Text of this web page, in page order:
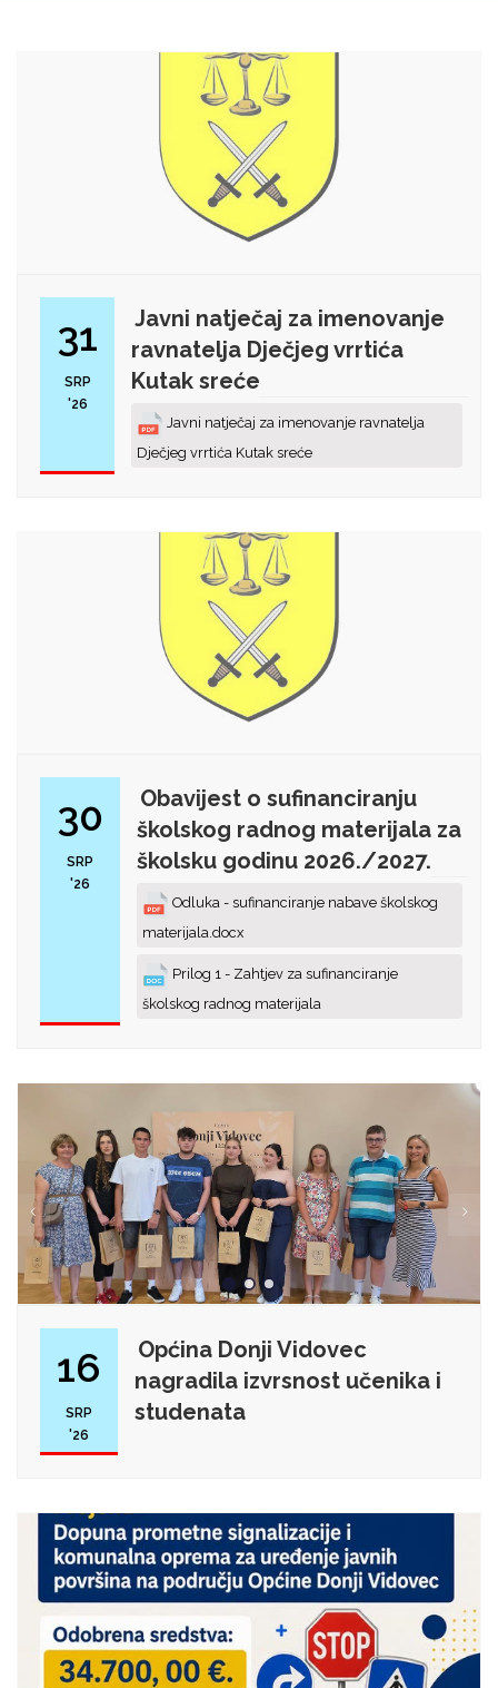
31
SRP
'26
Javni natječaj za imenovanje
ravnatelja Dječjeg vrrtića
Kutak sreće
Javni natječaj za imenovanje ravnatelja
Dječjeg vrrtića Kutak sreće
30
SRP
'26
Obavijest o sufinanciranju
školskog radnog materijala za
školsku godinu 2026./2027.
Odluka - sufinanciranje nabave školskog
materijala.docx
Prilog 1 - Zahtjev za sufinanciranje
školskog radnog materijala
16
SRP
'26
Općina Donji Vidovec
nagradila izvrsnost učenika i
studenata